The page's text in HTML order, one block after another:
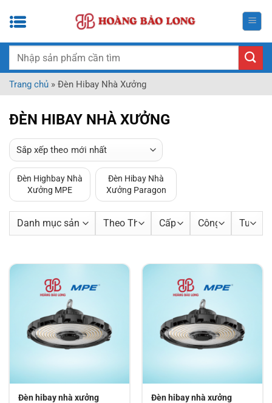
qua
dung
Tìm
Trang chủ » Đèn Hibay Nhà Xưởng
ĐÈN HIBAY NHÀ XƯỞNG
Đèn Highbay Nhà
Xưởng MPE
Đèn Hibay Nhà
Xưởng Paragon
Đèn hibay nhà xưởng
Đèn hibay nhà xưởng